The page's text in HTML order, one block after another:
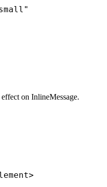
on InlineMessage.
>